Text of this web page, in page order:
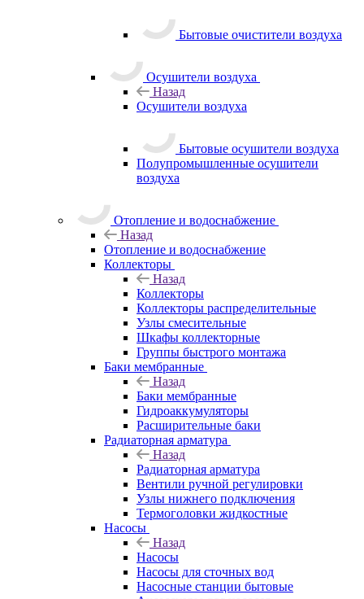
Бытовые очистители воздуха
Осушители воздуха
Назад
Осушители воздуха
Бытовые осушители воздуха
Полупромышленные осушители
воздуха
Отопление и водоснабжение
Назад
Отопление и водоснабжение
Коллекторы
Назад
Коллекторы
Коллекторы распределительные
Узлы смесительные
Шкафы коллекторные
Группы быстрого монтажа
Баки мембранные
Назад
Баки мембранные
Гидроаккумуляторы
Расширительные баки
Радиаторная арматура
Назад
Радиаторная арматура
Вентили ручной регулировки
Узлы нижнего подключения
Термоголовки жидкостные
Насосы
Назад
Насосы
Насосы для сточных вод
Насосные станции бытовые